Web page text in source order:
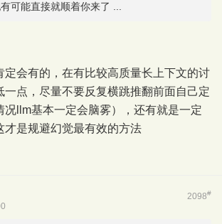
可能直接就顺着你来了 ...
定会有的，在有比较高质量长上下文的讨
一点，尽量不要反复横跳推翻前面自己定
况llm基本一定会脑雾），还有就是一定
才是规避幻觉最有效的方法
2098#